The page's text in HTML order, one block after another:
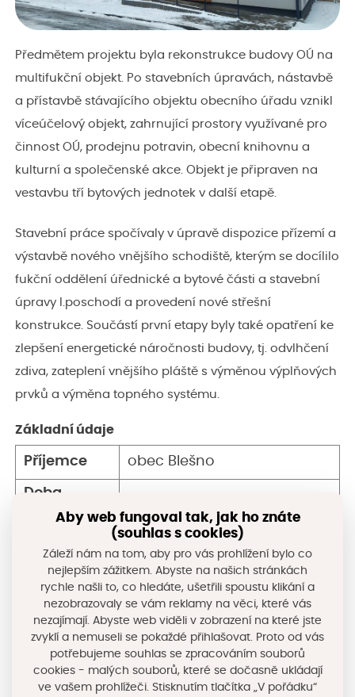
Předmětem projektu byla rekonstrukce budovy OÚ na
multifukční objekt. Po stavebních úpravách, nástavbě
a přístavbě stávajícího objektu obecního úřadu vznikl
víceúčelový objekt, zahrnující prostory využívané pro
činnost OÚ, prodejnu potravin, obecní knihovnu a
kulturní a společenské akce. Objekt je připraven na
vestavbu tří bytových jednotek v další etapě.
Stavební práce spočívaly v úpravě dispozice přízemí a
výstavbě nového vnějšího schodiště, kterým se docílilo
fukční oddělení úřednické a bytové části a stavební
úpravy I.poschodí a provedení nové střešní
konstrukce. Součástí první etapy byly také opatření ke
zlepšení energetické náročnosti budovy, tj. odvlhčení
zdiva, zateplení vnějšího pláště s výměnou výplňových
prvků a výměna topného systému.
Základní údaje
Příjemce obec Blešno
Doba
realizace
realizace
Blešno (okres Hradec
Králové)
Program
Program obnovy venkova
(2021)
Celkové
způsobilé
výdaje
5,3 mil. Kč (schváleno)
10,8 mil. Kč (skutečnost)
Aby web fungoval tak, jak ho znáte
(souhlas s cookies)
Záleží nám na tom, aby pro vás prohlížení bylo co
nejlepším zážitkem. Abyste na našich stránkách
rychle našli to, co hledáte, ušetřili spoustu klikání a
nezobrazovaly se vám reklamy na věci, které vás
nezajímají. Abyste web viděli v zobrazení na které jste
zvyklí a nemuseli se pokaždé přihlašovat. Proto od vás
potřebujeme souhlas se zpracováním souborů
cookies - malých souborů, které se dočasně ukládají
ve vašem prohlížeči. Stisknutím tlačítka „V pořádku“